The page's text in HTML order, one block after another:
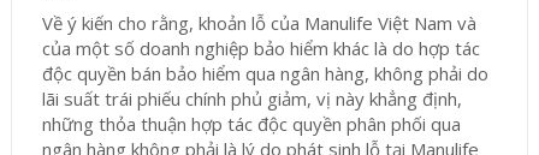
Về ý kiến cho rằng, khoản lỗ của Manulife Việt Nam và
của một số doanh nghiệp bảo hiểm khác là do hợp tác
độc quyền bán bảo hiểm qua ngân hàng, không phải do
lãi suất trái phiếu chính phủ giảm, vị này khẳng định,
những thỏa thuận hợp tác độc quyền phân phối qua
ngân hàng không phải là lý do phát sinh lỗ tại Manulife